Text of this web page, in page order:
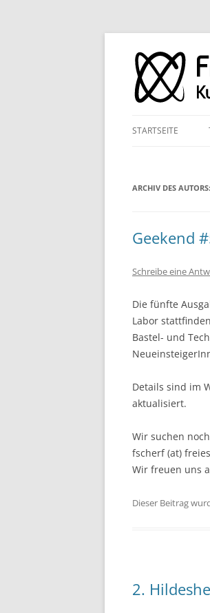
STARTSEITE
ARCHIV DES AUTORS:
Geekend
Schreibe eine
Die fünfte
Labor
Bastel- und
Details sind im
aktualisiert.
Wir suchen
fscherf (at)
Wir freuen uns
Dieser Beitrag
2.